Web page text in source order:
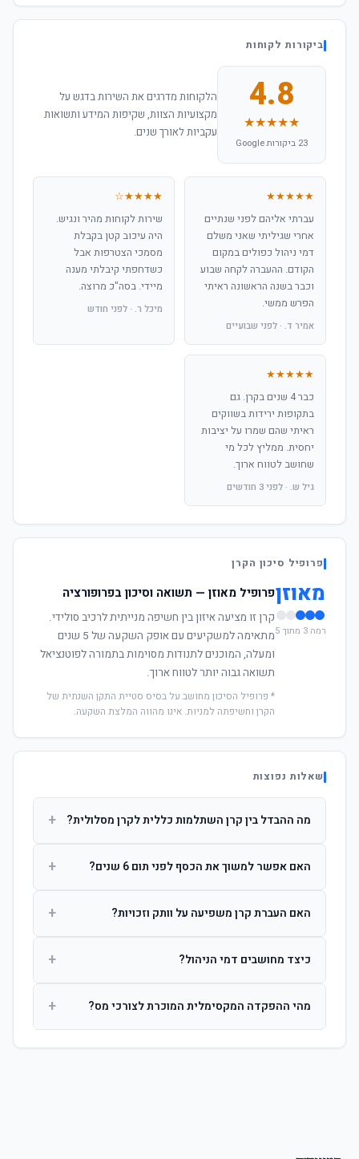
ביקורות לקוחות
4.8
★★★★★
23 ביקורות Google
הלקוחות מדרגים את השירות בדגש על
מקצועיות הצוות, שקיפות המידע ותשואות
עקביות לאורך שנים.
★★★★★
עברתי אליהם לפני שנתיים
אחרי שגיליתי שאני משלם
דמי ניהול כפולים במקום
הקודם. ההעברה לקחה שבוע
וכבר בשנה הראשונה ראיתי
הפרש ממשי.
אמיר ד. · לפני שבועיים
★★★★☆
שירות לקוחות מהיר ונגיש.
היה עיכוב קטן בקבלת
מסמכי הצטרפות אבל
כשדחפתי קיבלתי מענה
מיידי. בסה"כ מרוצה.
מיכל ר. · לפני חודש
★★★★★
כבר 4 שנים בקרן. גם
בתקופות ירידות בשווקים
ראיתי שהם שמרו על יציבות
יחסית. ממליץ לכל מי
שחושב לטווח ארוך.
גיל ש. · לפני 3 חודשים
פרופיל סיכון הקרן
מאוזן
רמה 3 מתוך 5
פרופיל מאוזן — תשואה וסיכון בפרופורציה
קרן זו מציעה איזון בין חשיפה מנייתית לרכיב סולידי.
מתאימה למשקיעים עם אופק השקעה של 5 שנים
ומעלה, המוכנים לתנודות מסוימות בתמורה לפוטנציאל
תשואה גבוה יותר לטווח ארוך.
* פרופיל הסיכון מחושב על בסיס סטיית התקן השנתית של
הקרן וחשיפתה למניות. אינו מהווה המלצת השקעה.
שאלות נפוצות
מה ההבדל בין קרן השתלמות כללית לקרן מסלולית? +
ההשקעות. קרן מסלולית עוקבת אחרי מדד ספציפי ומאפשרת
האם אפשר למשוך את הכסף לפני תום 6 שנים? +
הרווחים. לאחר 6 שנים ניתן למשוך פטור ממס עד לתקרה
האם העברת קרן משפיעה על וותק וזכויות? +
החברות. הוותק ממשיך להיספר מיום ההפקדה הראשונה.
כיצד מחושבים דמי הניהול? +
ומתן על שיעורם בעת הצטרפות.
מהי ההפקדה המקסימלית המוכרת לצורכי מס? +